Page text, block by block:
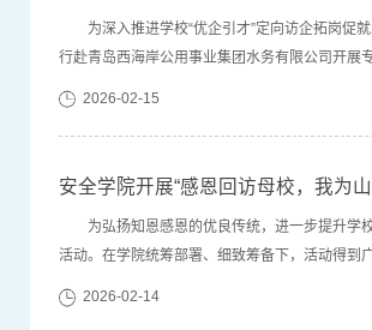
为深入推进学校“优企引才”定向访企拓岗促
行赴青岛西海岸公用事业集团水务有限公司开展
绍了企业的文化理念、组织架构、业务范围及
2026-02-15
安全学院开展“感恩回访母校，我为
为弘扬知恩感恩的优良传统，进一步提升学
活动。在学院统筹部署、细致筹备下，活动得到
校代言。临朐中学宣讲人：王兆靓（队长） 牛
2026-02-14